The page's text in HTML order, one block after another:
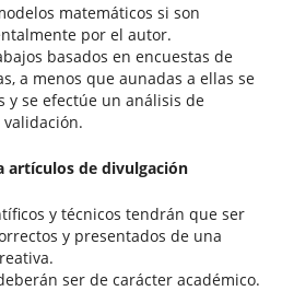
matemáticos si son
por el autor.
basados en encuestas de
a menos que aunadas a ellas se
y se efectúe un análisis de
artículos de divulgación
y técnicos tendrán que ser
y presentados de una
ser de carácter académico.